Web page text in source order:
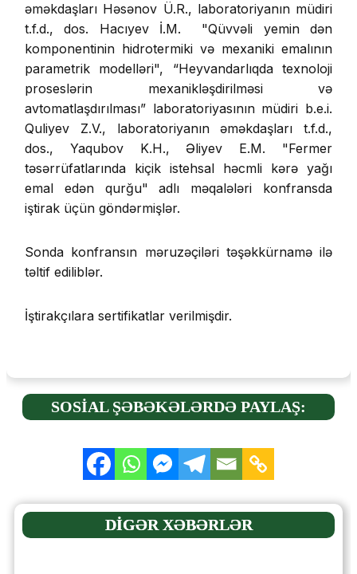
əməkdaşları Həsənov Ü.R., laboratoriyanın müdiri
t.f.d., dos. Hacıyev İ.M. "Qüvvəli yemin dən
komponentinin hidrotermiki və mexaniki emalının
parametrik modelləri", “Heyvandarlıqda texnoloji
proseslərin mexanikləşdirilməsi və
avtomatlaşdırılması” laboratoriyasının müdiri b.e.i.
Quliyev Z.V., laboratoriyanın əməkdaşları t.f.d.,
dos., Yaqubov K.H., Əliyev E.M. "Fermer
təsərrüfatlarında kiçik istehsal həcmli kərə yağı
emal edən qurğu" adlı məqalələri konfransda
iştirak üçün göndərmişlər.
Sonda konfransın məruzəçiləri təşəkkürnamə ilə
təltif ediliblər.
İştirakçılara sertifikatlar verilmişdir.
SOSİAL ŞƏBƏKƏLƏRDƏ PAYLAŞ:
DİGƏR XƏBƏRLƏR